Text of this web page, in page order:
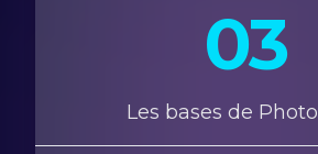
03
Les bases de